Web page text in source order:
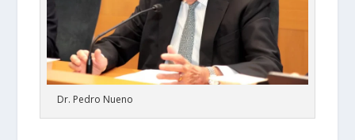
Dr. Pedro Nueno